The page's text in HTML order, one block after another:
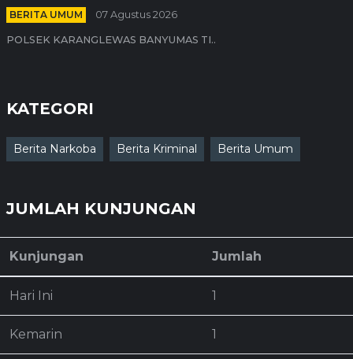
BERITA UMUM 07 Agustus 2026
POLSEK KARANGLEWAS BANYUMAS TI..
KATEGORI
Berita Narkoba Berita Kriminal Berita Umum
JUMLAH KUNJUNGAN
Kunjungan Jumlah
Hari Ini 1
Kemarin 1